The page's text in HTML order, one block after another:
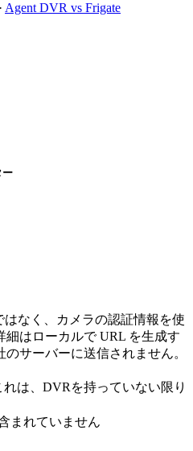
· Agent DVR vs Frigate
ー
はなく、カメラの認証情報を使
細はローカルで URL を生成す
サーバーに送信されません。
れは、DVRを持っていない限り
まれていません